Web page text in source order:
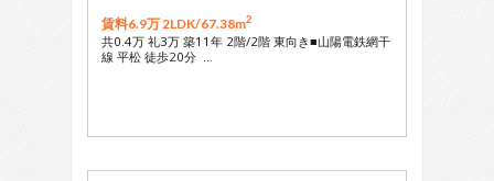
賃料6.9万 2LDK/67.38m2
共0.4万 礼3万 築11年 2階/2階 東向き■山陽電鉄網干
線 平松 徒歩20分 …